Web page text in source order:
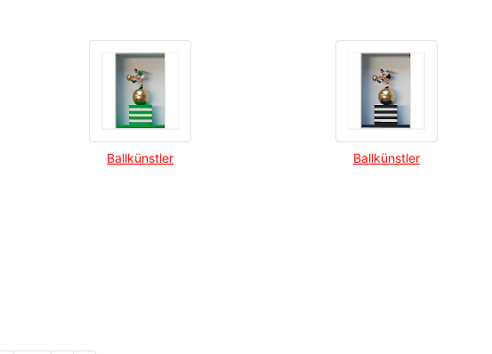
Ballkünstler Ballkünstler